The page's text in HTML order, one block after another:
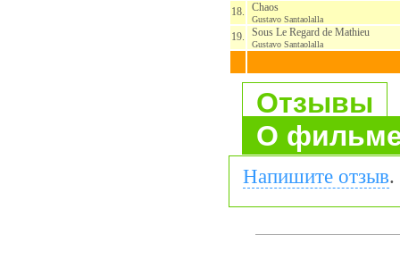
18. Chaos
Gustavo Santaolalla
19. Sous Le Regard de Mathieu
Gustavo Santaolalla
Отзывы
О
Напишите отзыв.